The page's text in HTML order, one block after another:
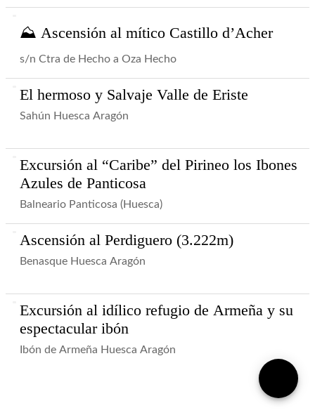
⛰ Ascensión al mítico Castillo d’Acher
s/n Ctra de Hecho a Oza Hecho
El hermoso y Salvaje Valle de Eriste
Sahún Huesca Aragón
Excursión al “Caribe” del Pirineo los Ibones
Azules de Panticosa
Balneario Panticosa (Huesca)
Ascensión al Perdiguero (3.222m)
Benasque Huesca Aragón
Excursión al idílico refugio de Armeña y su
espectacular ibón
Ibón de Armeña Huesca Aragón